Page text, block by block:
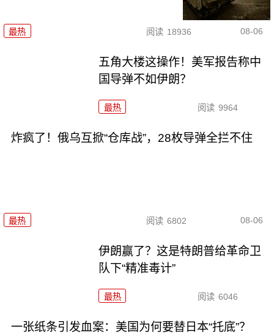
最热 阅读 18936 08-06
五角大楼这操作！美军报告称中
国导弹不如伊朗？
最热 阅读 9964
炸疯了！俄乌互掀“仓库战”，28枚导弹全拦不住
最热 阅读 6802 08-06
伊朗赢了？这是特朗普给革命卫
队下“精准毒计”
最热 阅读 6046
一张纸条引发血案：美国为何要替日本“托底”？